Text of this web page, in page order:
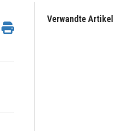
Verwandte Artikel